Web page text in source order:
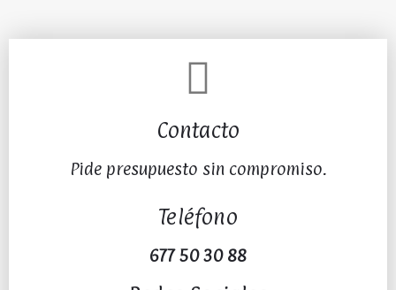
Contacto
Pide presupuesto sin compromiso.
Teléfono
677 50 30 88